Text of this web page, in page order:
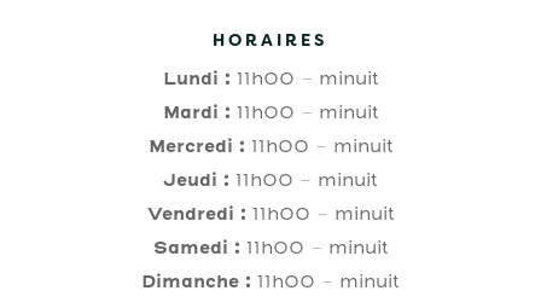
HORAIRES
Lundi : 11h00 – minuit
Mardi : 11h00 – minuit
Mercredi : 11h00 – minuit
Jeudi : 11h00 – minuit
Vendredi : 11h00 – minuit
Samedi : 11h00 – minuit
Dimanche : 11h00 – minuit